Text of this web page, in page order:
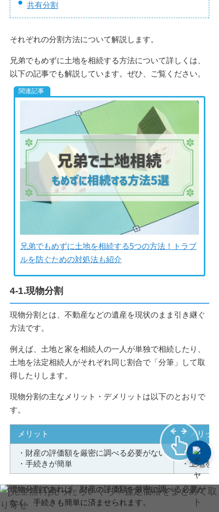
共有分割
それぞれの分割方法について解説します。
兄弟でもめずに土地を相続する方法について詳しくは、
以下の記事でも解説しています。ぜひ、ご覧ください。
兄弟でもめずに土地を相続する5つの方法！トラブ
ルを防ぐための対処法も紹介
4-1.現物分割
現物分割とは、不動産などの遺産を現状のまま引き継ぐ
方法です。
例えば、土地と家を相続人の一人が単独で相続したり、
土地を法定相続人がそれぞれ同じ割合で「分筆」して取
得したりします。
現物分割の主なメリット・デメリットは以下のとおりで
す。
メリット デメリッ
・財産の評価額を厳密に調べる必要がない
・手続きが簡単
・不公平
・土地を
現物分割であれば、財産の評価額を厳密に調べる必要が
なく、手続きも簡単に済ませられます。